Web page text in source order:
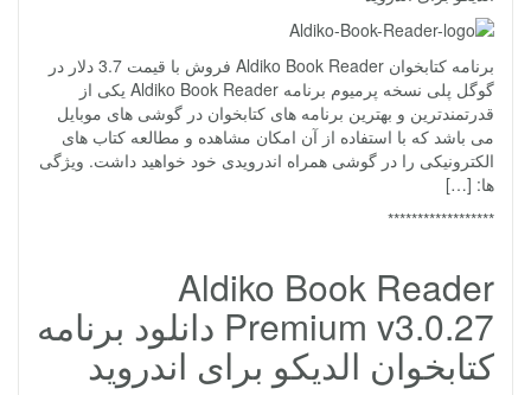
برنامه کتابخوان Aldiko Book Reader فروش با قیمت 3.7 دلار در
گوگل پلی نسخه پرمیوم برنامه Aldiko Book Reader یکی از
قدرتمندترین و بهترین برنامه های کتابخوان در گوشی های موبایل
می باشد که با استفاده از آن امکان مشاهده و مطالعه کتاب های
الکترونیکی را در گوشی همراه اندرویدی خود خواهید داشت. ویژگی
ها: […]
******************
Aldiko Book Reader
Premium v3.0.27 دانلود برنامه
کتابخوان الدیکو برای اندروید